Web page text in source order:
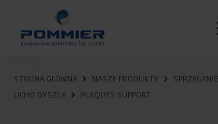
treści
STRONA GŁÓWNA NASZE PRODUKTY
SPRZEGANIE
UCHO DYSZLA
PLAQUES SUPPORT